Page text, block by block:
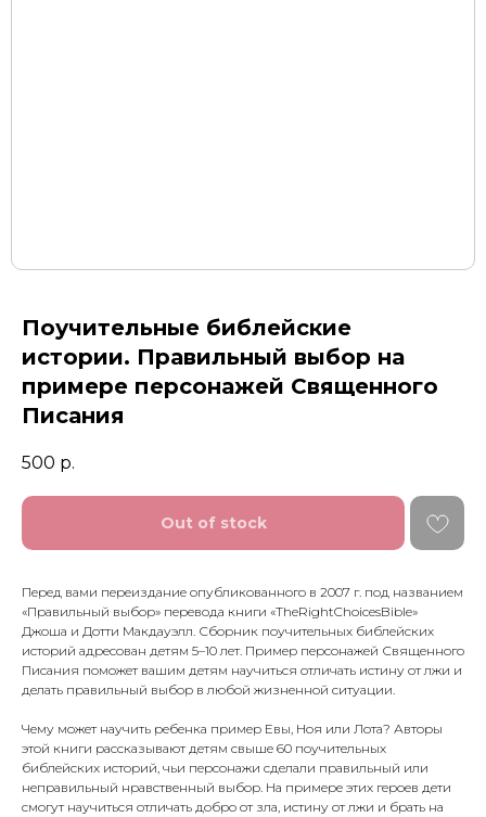
Поучительные библейские
истории. Правильный выбор на
примере персонажей Священного
Писания
500 р.
Out of stock
Перед вами переиздание опубликованного в 2007 г. под названием
«Правильный выбор» перевода книги «TheRightChoicesBible»
Джоша и Дотти Макдауэлл. Сборник поучительных библейских
историй адресован детям 5–10 лет. Пример персонажей Священного
Писания поможет вашим детям научиться отличать истину от лжи и
делать правильный выбор в любой жизненной ситуации.
Чему может научить ребенка пример Евы, Ноя или Лота? Авторы
этой книги рассказывают детям свыше 60 поучительных
библейских историй, чьи персонажи сделали правильный или
неправильный нравственный выбор. На примере этих героев дети
смогут научиться отличать добро от зла, истину от лжи и брать на